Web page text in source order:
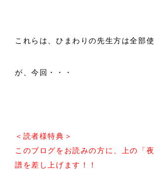
これらは、ひまわりの先生方は全部使
が、今回・・・
＜読者様特典＞
このブログをお読みの方に、上の「
譜を差し上げます！！